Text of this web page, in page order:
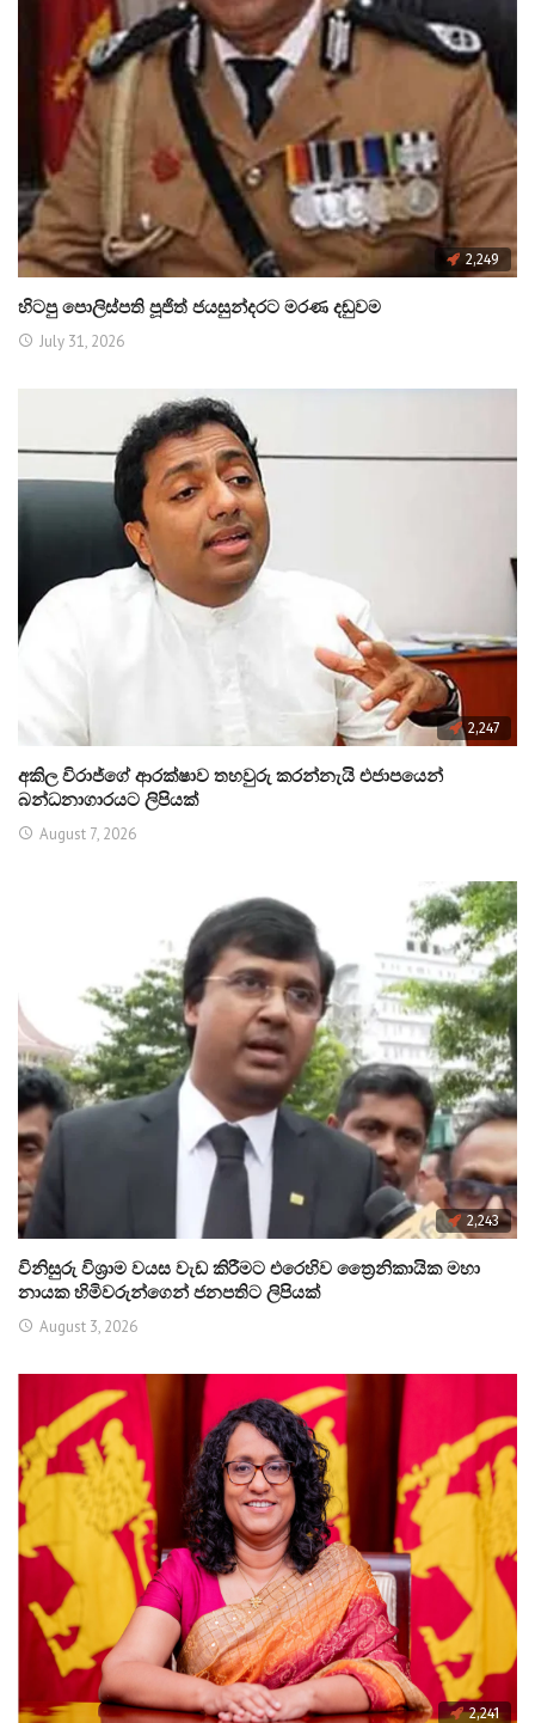
2,249
හිටපු පොලිස්පති පූජිත් ජයසුන්දරට මරණ දඬුවම
July 31, 2026
2,247
අකිල විරාජ්ගේ ආරක්ෂාව තහවුරු කරන්නැයි එජාපයෙන්
බන්ධනාගාරයට ලිපියක්
August 7, 2026
2,243
විනිසුරු විශ්‍රාම වයස වැඩ කිරීමට එරෙහිව ත්‍රෛනිකායික මහා
නායක හිමිවරුන්ගෙන් ජනපතිට ලිපියක්
August 3, 2026
2,241